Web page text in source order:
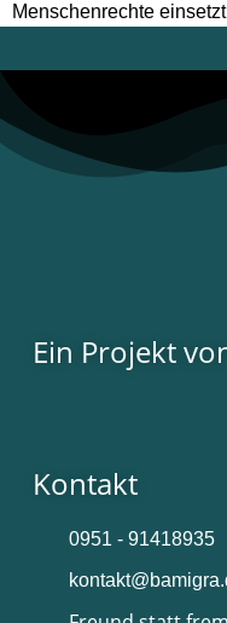
Menschenrechte
Ein Projekt
Kontakt
0951 - 91418935